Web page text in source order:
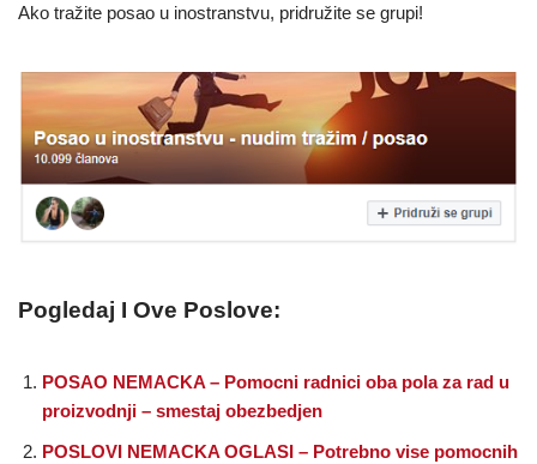
Ako tražite posao u inostranstvu, pridružite se grupi!
Pogledaj I Ove Poslove:
POSAO NEMACKA – Pomocni radnici oba pola za rad u
proizvodnji – smestaj obezbedjen
POSLOVI NEMACKA OGLASI – Potrebno vise pomocnih